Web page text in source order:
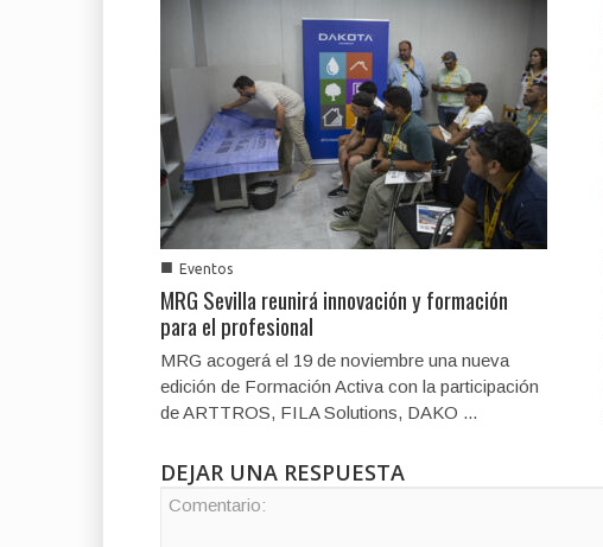
■ Eventos
MRG Sevilla reunirá innovación y formación
para el profesional
MRG acogerá el 19 de noviembre una nueva
edición de Formación Activa con la participación
de ARTTROS, FILA Solutions, DAKO ...
DEJAR UNA RESPUESTA